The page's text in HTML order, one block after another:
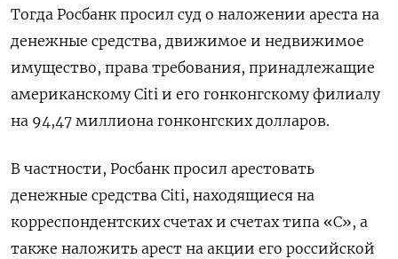
Тогда Росбанк просил суд о наложении ареста на
денежные средства, движимое и недвижимое
имущество, права требования, принадлежащие
американскому Citi и его гонконгскому филиалу
на 94,47 миллиона гонконгских долларов.
В частности, Росбанк просил арестовать
денежные средства Citi, находящиеся на
корреспондентских счетах и счетах типа «С», а
также наложить арест на акции его российской